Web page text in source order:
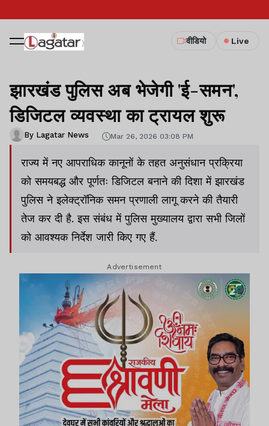
वीडियो Live
झारखंड पुलिस अब भेजेगी 'ई-समन',
डिजिटल व्यवस्था का ट्रायल शुरू
By Lagatar News Mar 26, 2026 03:08 PM
राज्य में नए आपराधिक कानूनों के तहत अनुसंधान प्रक्रिया
को समयबद्ध और पूर्णतः डिजिटल बनाने की दिशा में झारखंड
पुलिस ने इलेक्ट्रॉनिक समन प्रणाली लागू करने की तैयारी
तेज कर दी है. इस संबंध में पुलिस मुख्यालय द्वारा सभी जिलों
को आवश्यक निर्देश जारी किए गए हैं.
Advertisement